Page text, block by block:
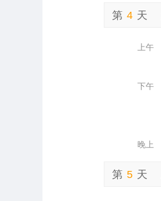
第 4 天
上午
下午
晚上
第 5 天